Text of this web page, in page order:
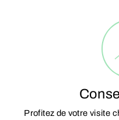
Profitez de votre visite